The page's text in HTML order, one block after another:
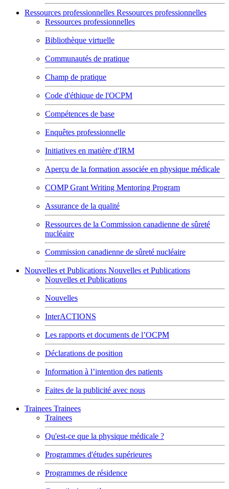
Ressources professionnelles Ressources professionnelles
Ressources professionnelles
Bibliothèque virtuelle
Communautés de pratique
Champ de pratique
Code d'éthique de l'OCPM
Compétences de base
Enquêtes professionnelle
Initiatives en matière d'IRM
Aperçu de la formation associée en physique médicale
COMP Grant Writing Mentoring Program
Assurance de la qualité
Ressources de la Commission canadienne de sûreté
nucléaire
Commission canadienne de sûreté nucléaire
Nouvelles et Publications Nouvelles et Publications
Nouvelles et Publications
Nouvelles
InterACTIONS
Les rapports et documents de l’OCPM
Déclarations de position
Information à l’intention des patients
Faites de la publicité avec nous
Trainees Trainees
Trainees
Qu'est-ce que la physique médicale ?
Programmes d'études supérieures
Programmes de résidence